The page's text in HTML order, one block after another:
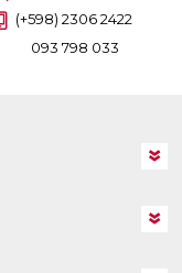
(+598) 2306 2422
093 798 033